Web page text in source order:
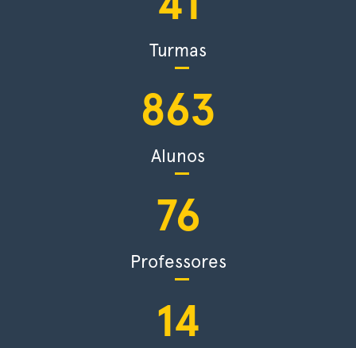
Turmas
863
Alunos
76
Professores
14